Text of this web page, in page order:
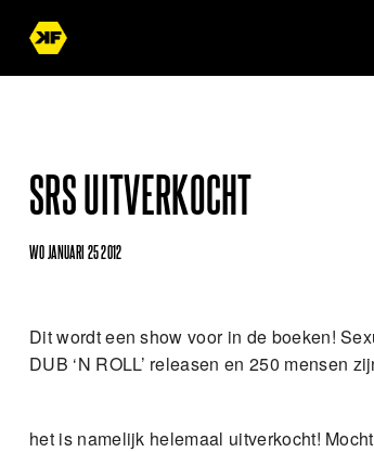
SRS UITVERKOCHT
WO JANUARI 25 2012
Dit wordt een show voor in de boeken!
DUB ‘N ROLL’ releasen en 250 mensen
het is namelijk helemaal uitverkocht!